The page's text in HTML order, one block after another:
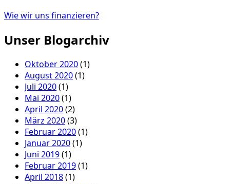
Wie wir uns finanzieren?
Unser Blogarchiv
Oktober 2020(1)
August 2020(1)
Juli 2020(1)
Mai 2020(1)
April 2020(2)
März 2020(3)
Februar 2020(1)
Januar 2020(1)
Juni 2019(1)
Februar 2019(1)
April 2018(1)